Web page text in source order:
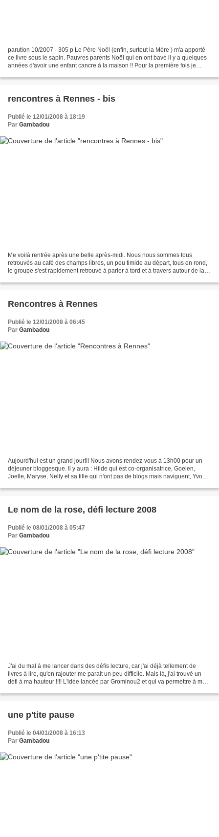
parution 10/2007 - 305 p Le Père Noël (enfin, surtout la Mère ) m'a apporté
ce livre sous le sapin. Pauvres parents Noël qui en ont bavé il y a quelques
années d'avoir une enfant cancre à la maison !! Pour la première fois je
rencontres à Rennes - bis
Publié le 12/01/2008 à 18:19
Par Gambadou
Me voilà rentrée après une belle après-midi. Nous nous sommes tous
retrouvés au café des champs libres, un peu timide au départ, tous en rond,
le groupe s'est rapidement retrouvé à parler à tord et à travers autour de la
Rencontres à Rennes
Publié le 12/01/2008 à 06:45
Par Gambadou
Aujourd'hui est un grand jour!!! Nous avons rendez-vous à 13h00 pour un
déjeuner bloggesque. Il y aura : Hilde qui est co-organisatrice, Goelen,
Joelle, Maryse, Nelly et sa fille qui n'ont pas de blogs mais naviguent, Yvon,
Le nom de la rose, défi lecture 2008
Publié le 08/01/2008 à 05:47
Par Gambadou
J'ai du mal à me lancer dans des défis lecture, car j'ai déjà tellement de
livres à lire, qu'en rajouter me parait un peu difficile. Mais là, j'ai trouvé un
défi à ma hauteur !!!! L'idée lancée par Grominou2 et qui va permettre à ma
une p'tite pause
Publié le 04/01/2008 à 16:13
Par Gambadou